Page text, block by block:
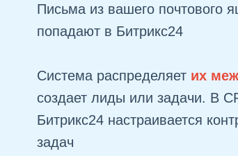
Письма из вашего почтового
попадают в Битрикс24
Система распределяет их
создает лиды или задачи. В
Битрикс24 настраивается
задач